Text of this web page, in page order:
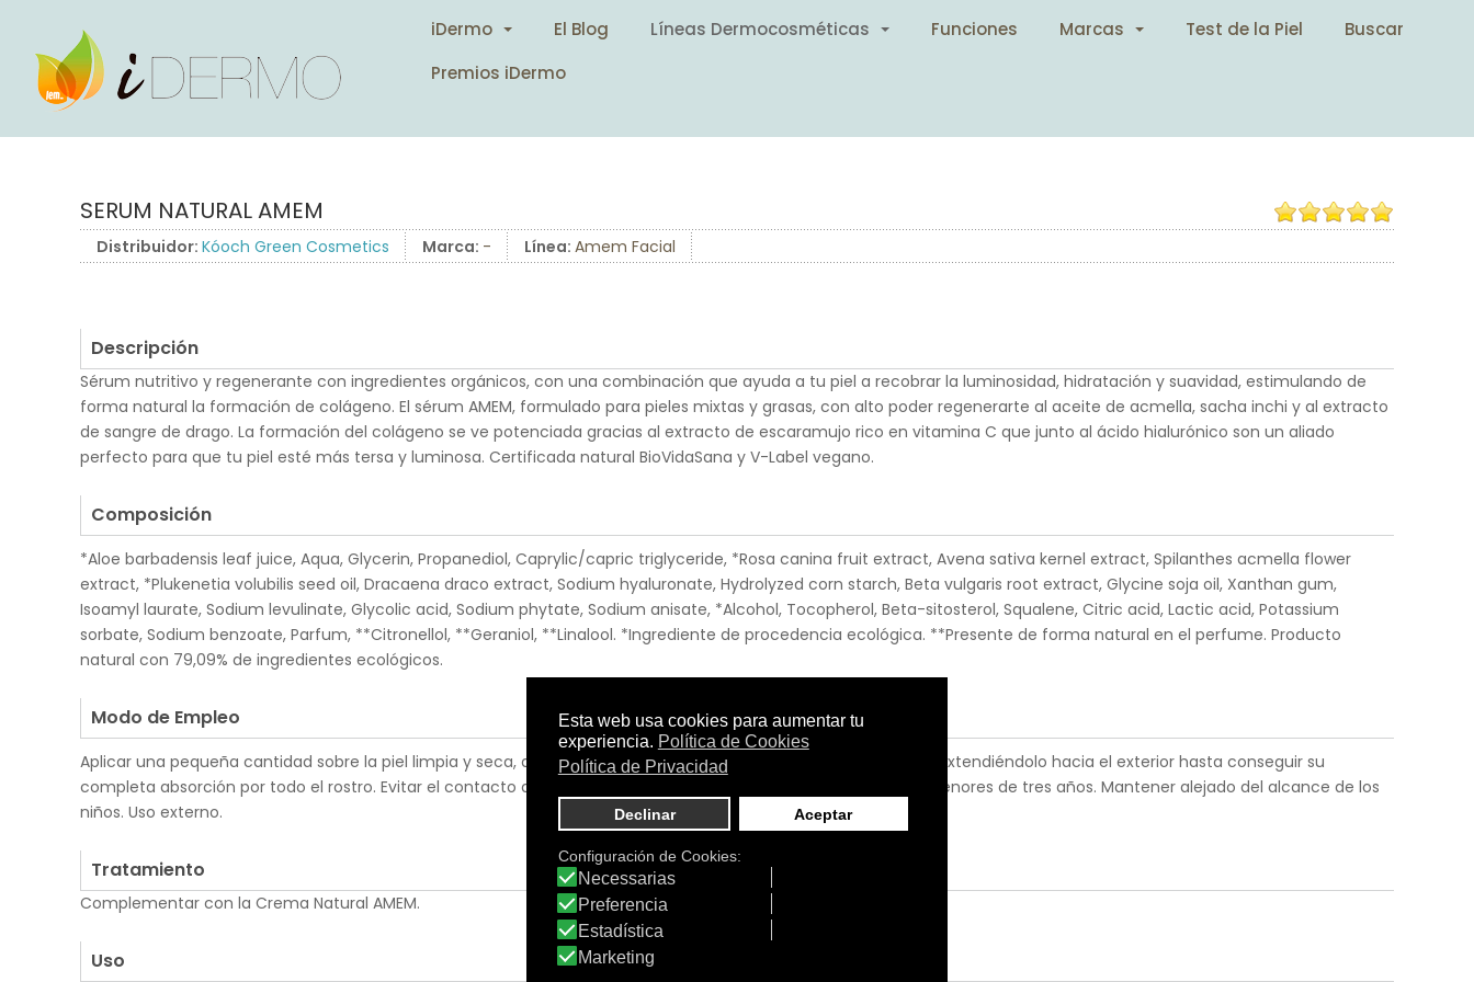
iDermo El Blog Líneas Dermocosméticas Funciones Marcas Test de la Piel
Buscar
Premios iDermo
SERUM NATURAL AMEM
Distribuidor: Kóoch Green Cosmetics Marca: - Línea: Amem Facial
Descripción
Sérum nutritivo y regenerante con ingredientes orgánicos, con una combinación que ayuda a tu piel a recobrar la luminosidad, hidratación y suavidad, estimulando de
forma natural la formación de colágeno. El sérum AMEM, formulado para pieles mixtas y grasas, con alto poder regenerarte al aceite de acmella, sacha inchi y al extracto
de sangre de drago. La formación del colágeno se ve potenciada gracias al extracto de escaramujo rico en vitamina C que junto al ácido hialurónico son un aliado
perfecto para que tu piel esté más tersa y luminosa. Certificada natural BioVidaSana y V-Label vegano.
Composición
*Aloe barbadensis leaf juice, Aqua, Glycerin, Propanediol, Caprylic/capric triglyceride, *Rosa canina fruit extract, Avena sativa kernel extract, Spilanthes acmella flower
extract, *Plukenetia volubilis seed oil, Dracaena draco extract, Sodium hyaluronate, Hydrolyzed corn starch, Beta vulgaris root extract, Glycine soja oil, Xanthan gum,
Isoamyl laurate, Sodium levulinate, Glycolic acid, Sodium phytate, Sodium anisate, *Alcohol, Tocopherol, Beta-sitosterol, Squalene, Citric acid, Lactic acid, Potassium
sorbate, Sodium benzoate, Parfum, **Citronellol, **Geraniol, **Linalool. *Ingrediente de procedencia ecológica. **Presente de forma natural en el perfume. Producto
natural con 79,09% de ingredientes ecológicos.
Modo de Empleo
Aplicar una pequeña cantidad sobre la piel limpia y seca, dando suaves masajes ascendentes desde el interior, extendiéndolo hacia el exterior hasta conseguir su
completa absorción por todo el rostro. Evitar el contacto directo con los ojos, mucosas y heridas. No aplicar a menores de tres años. Mantener alejado del alcance de los
niños. Uso externo.
Tratamiento
Complementar con la Crema Natural AMEM.
Uso